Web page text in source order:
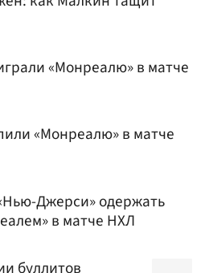
«Монреалю» в матче
«Монреалю» в матче
Джерси» одержать
в матче НХЛ
буллитов